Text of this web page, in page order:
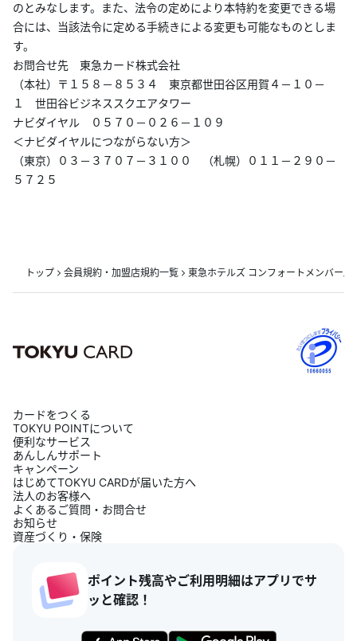
のとみなします。また、法令の定めにより本特約を変更できる場
合には、当該法令に定める手続きによる変更も可能なものとしま
す。
お問合せ先 東急カード株式会社
（本社）〒１５８－８５３４ 東京都世田谷区用賀４－１０－
１ 世田谷ビジネススクエアタワー
ナビダイヤル ０５７０－０２６－１０９
＜ナビダイヤルにつながらない方＞
（東京）０３－３７０７－３１００ （札幌）０１１－２９０－
５７２５
トップ 会員規約・加盟店規約一覧 東急ホテルズ コンフォートメンバー
カードをつくる
TOKYU POINTについて
便利なサービス
あんしんサポート
キャンペーン
はじめてTOKYU CARDが届いた方へ
法人のお客様へ
よくあるご質問・お問合せ
お知らせ
資産づくり・保険
ポイント残高やご利用明細はアプリでサ
ッと確認！